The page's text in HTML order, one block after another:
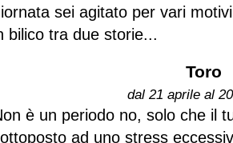
sei agitato per vari
bilico tra due storie...
Toro
dal 21 aprile al
è un periodo no, solo che il
ad uno stress